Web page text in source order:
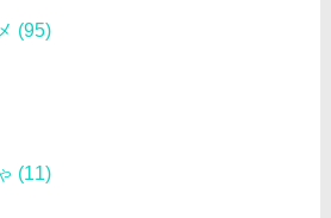
(95)
(11)